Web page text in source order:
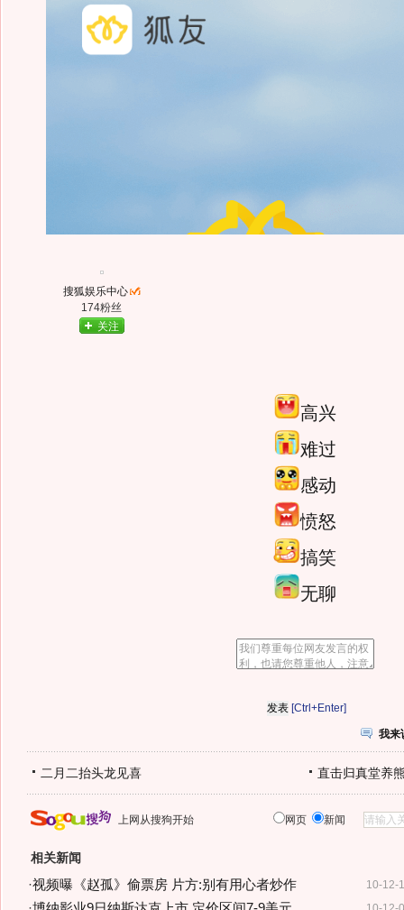
搜狐娱乐中心
174粉丝
关注
高兴
难过
感动
愤怒
搞笑
无聊
[Ctrl+Enter]
我来
二月二抬头龙见喜 直击归真堂养
上网从搜狗开始 网页 新闻
相关新闻
10-12-
·视频曝《赵孤》偷票房 片方:别有用心者炒作